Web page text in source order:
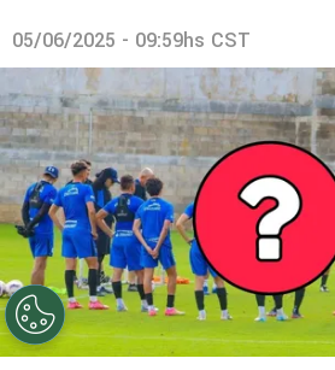
05/06/2025 - 09:59hs CST